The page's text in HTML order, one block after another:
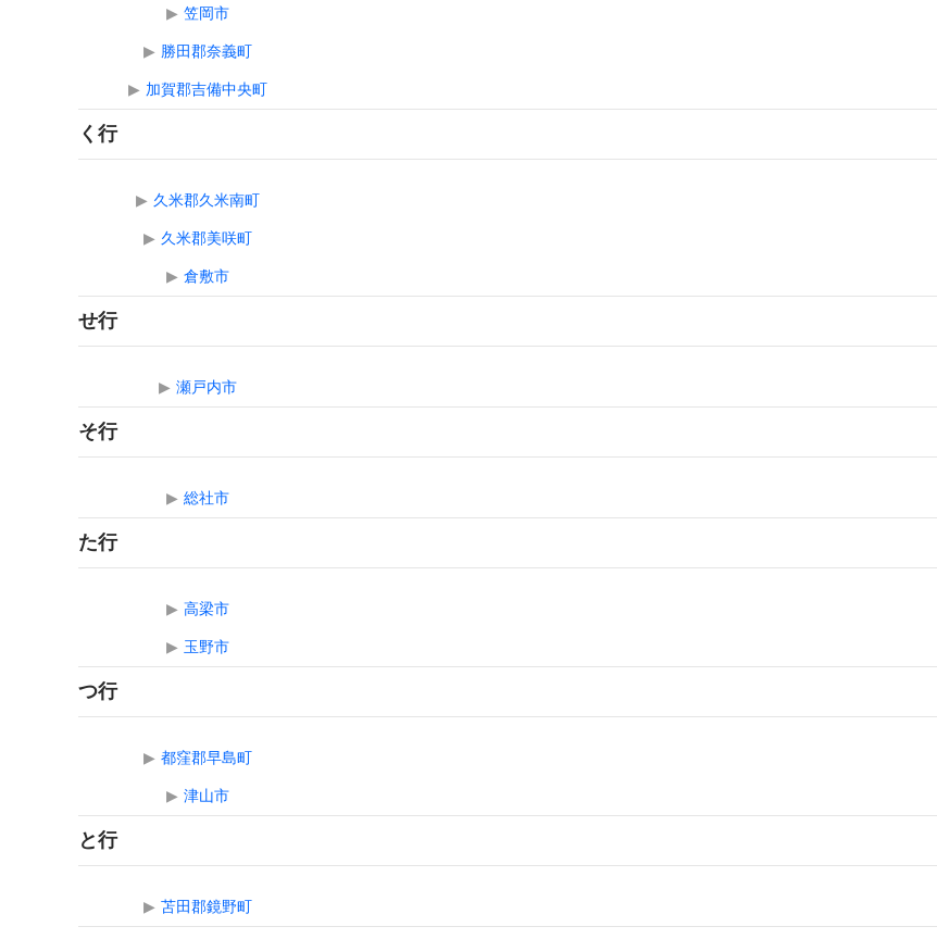
▶ 笠岡市
▶ 勝田郡奈義町
▶ 加賀郡吉備中央町
く行
▶ 久米郡久米南町
▶ 久米郡美咲町
▶ 倉敷市
せ行
▶ 瀬戸内市
そ行
▶ 総社市
た行
▶ 高梁市
▶ 玉野市
つ行
▶ 都窪郡早島町
▶ 津山市
と行
▶ 苫田郡鏡野町